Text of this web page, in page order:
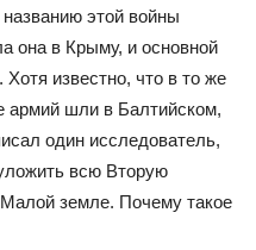
этой войны
она в Крыму, и основной
известно, что в то же
армий шли в Балтийском,
один исследователь,
всю Вторую
земле. Почему такое